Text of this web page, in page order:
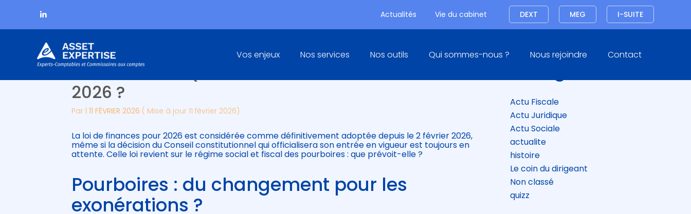
Actualités Vie du cabinet Connexion I-SUITE
MEG
DEXT
Aller
au
Principal
Vos enjeux Nos services Nos outils Qui sommes-nous ? Nous rejoindre Contact
POURBOIRES : QUEL RÉGIME SOCIAL ET FISCAL EN
2026 ?
Par |11 FÉVRIER 2026 ( Mise à jour 11 février 2026)
La loi de finances pour 2026 est considérée comme définitivement adoptée depuis le 2 février 2026,
même si la décision du Conseil constitutionnel qui officialisera son entrée en vigueur est toujours en
attente. Celle loi revient sur le régime social et fiscal des pourboires : que prévoit-elle ?
Pourboires : du changement pour les
exonérations ?
Blog
Actu Fiscale
Actu Juridique
Actu Sociale
actualite
histoire
Le coin du dirigeant
Non classé
quizz